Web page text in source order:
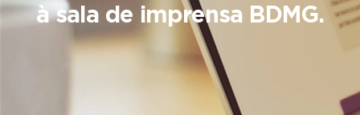
à sala de imprensa BDMG.